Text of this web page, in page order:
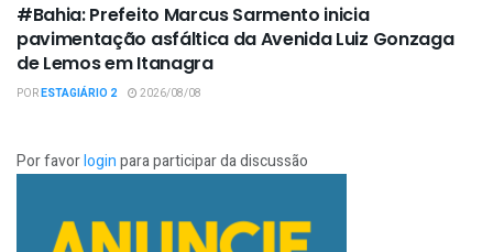
#Bahia: Prefeito Marcus Sarmento inicia
pavimentação asfáltica da Avenida Luiz Gonzaga
de Lemos em Itanagra
PORESTAGIÁRIO 2 2026/08/08
Por favorloginpara participar da discussão